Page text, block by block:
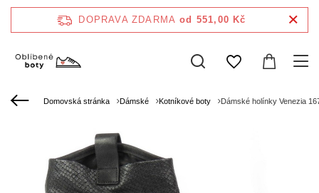
DOPRAVA ZDARMA od 551,00 Kč
Domovská stránka Dámské Kotníkové boty Dámské holínky Venezia